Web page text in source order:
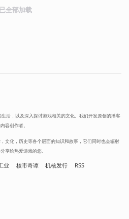
已全部加载
活，以及深入探讨游戏相关的文化。我们开发原创的播客
容创作者。
文化，历史等各个层面的知识和故事，它们同时也会辐射
享给热爱游戏的您。
业 核市奇谭 机核发行 RSS